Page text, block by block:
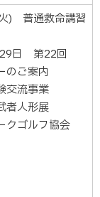
) 普通救命講習
29日 第22回
のご案内
交流事業
人形展
クゴルフ協会